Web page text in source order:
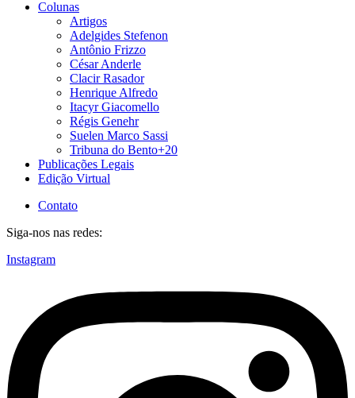
Colunas
Artigos
Adelgides Stefenon
Antônio Frizzo
César Anderle
Clacir Rasador
Henrique Alfredo
Itacyr Giacomello
Régis Genehr
Suelen Marco Sassi
Tribuna do Bento+20
Publicações Legais
Edição Virtual
Contato
Siga-nos nas redes:
Instagram